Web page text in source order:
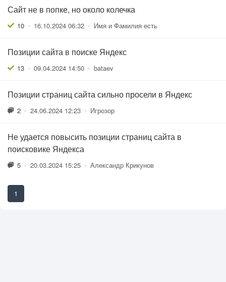
Сайт не в попке, но около колечка
10 • 16.10.2024 06:32 • Имя и Фамилия есть
Позиции сайта в поиске Яндекс
13 • 09.04.2024 14:50 • bataev
Позиции страниц сайта сильно просели в Яндекс
2 • 24.06.2024 12:23 • Игрозор
Не удается повысить позиции страниц сайта в
поисковике Яндекса
5 • 20.03.2024 15:25 • Александр Крикунов
1